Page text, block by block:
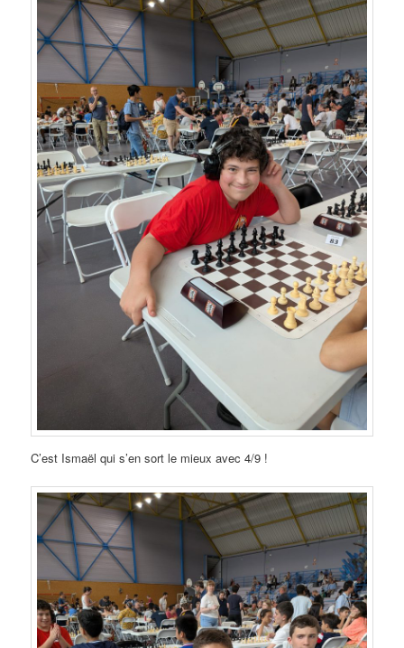
C’est Ismaël qui s’en sort le mieux avec 4/9 !